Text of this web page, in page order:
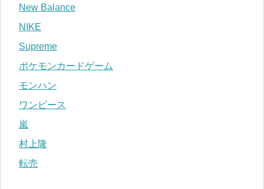
New Balance
NIKE
Supreme
ポケモンカードゲーム
モンハン
ワンピース
嵐
村上隆
転売